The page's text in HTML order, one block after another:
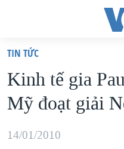
truy
cập
Tới
dung
VIỆT NAM
HOA KỲ
BIỂN ĐÔNG
TIN TỨC
Kinh tế gia
Mỹ đoạt giải
14/01/2010